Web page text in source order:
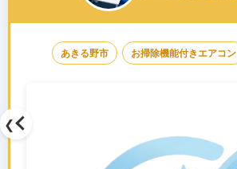
あきる野市 お掃除機能付きエアコン
❮